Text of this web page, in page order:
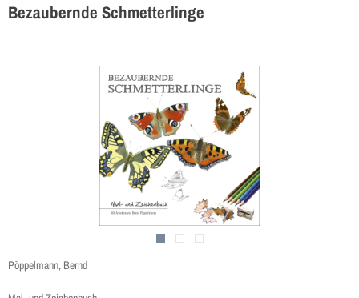
Bezaubernde Schmetterlinge
Pöppelmann, Bernd